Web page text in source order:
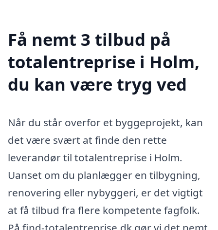
Få nemt 3 tilbud på
totalentreprise i Holm,
du kan være tryg ved
Når du står overfor et byggeprojekt, kan
det være svært at finde den rette
leverandør til totalentreprise i Holm.
Uanset om du planlægger en tilbygning,
renovering eller nybyggeri, er det vigtigt
at få tilbud fra flere kompetente fagfolk.